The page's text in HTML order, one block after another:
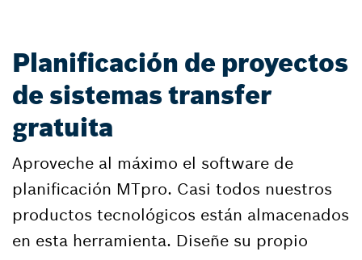
Planificación de proyectos
de sistemas transfer
gratuita
Aproveche al máximo el software de
planificación MTpro. Casi todos nuestros
productos tecnológicos están almacenados
en esta herramienta. Diseñe su propio